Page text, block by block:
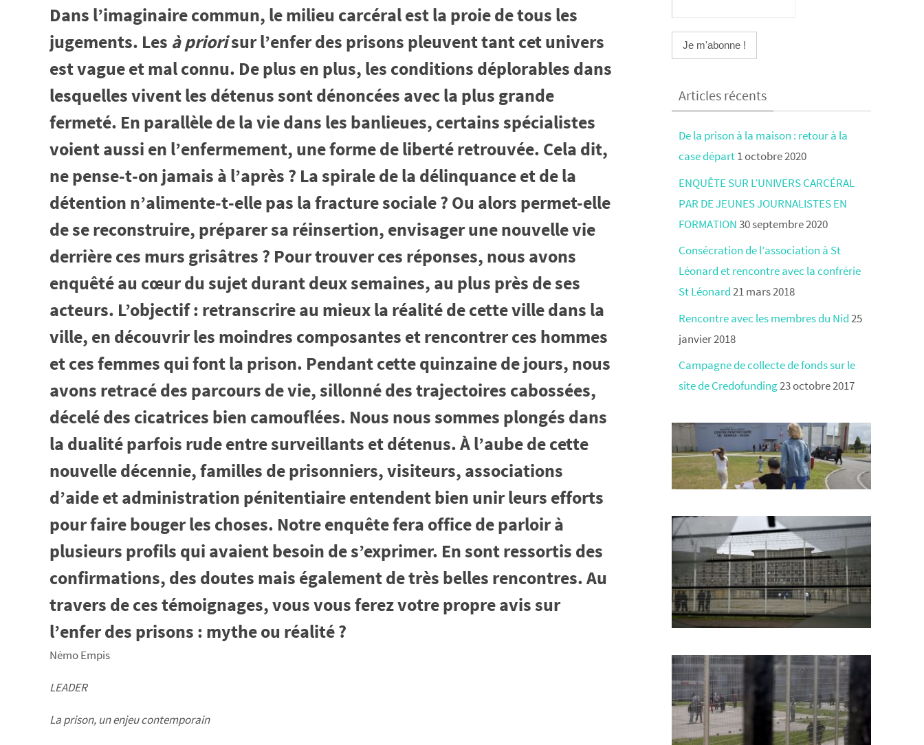
Dans l’imaginaire commun, le milieu carcéral est la proie de tous les
jugements. Les à priorisur l’enfer des prisons pleuvent tant cet univers
est vague et mal connu. De plus en plus, les conditions déplorables dans
lesquelles vivent les détenus sont dénoncées avec la plus grande
fermeté. En parallèle de la vie dans les banlieues, certains spécialistes
voient aussi en l’enfermement, une forme de liberté retrouvée. Cela dit,
ne pense-t-on jamais à l’après ? La spirale de la délinquance et de la
détention n’alimente-t-elle pas la fracture sociale ? Ou alors permet-elle
de se reconstruire, préparer sa réinsertion, envisager une nouvelle vie
derrière ces murs grisâtres ? Pour trouver ces réponses, nous avons
enquêté au cœur du sujet durant deux semaines, au plus près de ses
acteurs. L’objectif : retranscrire au mieux la réalité de cette ville dans la
ville, en découvrir les moindres composantes et rencontrer ces hommes
et ces femmes qui font la prison. Pendant cette quinzaine de jours, nous
avons retracé des parcours de vie, sillonné des trajectoires cabossées,
décelé des cicatrices bien camouflées. Nous nous sommes plongés dans
la dualité parfois rude entre surveillants et détenus. À l’aube de cette
nouvelle décennie, familles de prisonniers, visiteurs, associations
d’aide et administration pénitentiaire entendent bien unir leurs efforts
pour faire bouger les choses. Notre enquête fera office de parloir à
plusieurs profils qui avaient besoin de s’exprimer. En sont ressortis des
confirmations, des doutes mais également de très belles rencontres. Au
travers de ces témoignages, vous vous ferez votre propre avis sur
l’enfer des prisons : mythe ou réalité ?
Némo Empis
LEADER
Laprison, unenjeucontemporain
Articles récents
De la prison à la maison : retour à la
case départ1 octobre 2020
ENQUÊTE SUR L’UNIVERS CARCÉRAL
PAR DE JEUNES JOURNALISTES EN
FORMATION30 septembre 2020
Consécration de l’association à St
Léonard et rencontre avec la confrérie
St Léonard21 mars 2018
Rencontre avec les membres du Nid25
janvier 2018
Campagne de collecte de fonds sur le
site de Credofunding23 octobre 2017